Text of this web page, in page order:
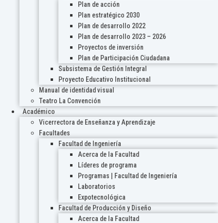
Plan de acción
Plan estratégico 2030
Plan de desarrollo 2022
Plan de desarrollo 2023 – 2026
Proyectos de inversión
Plan de Participación Ciudadana
Subsistema de Gestión Integral
Proyecto Educativo Institucional
Manual de identidad visual
Teatro La Convención
Académico
Vicerrectora de Enseñanza y Aprendizaje
Facultades
Facultad de Ingeniería
Acerca de la Facultad
Líderes de programa
Programas | Facultad de Ingeniería
Laboratorios
Expotecnológica
Facultad de Producción y Diseño
Acerca de la Facultad